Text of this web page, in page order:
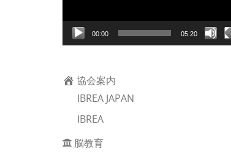
ヤ
00:00 05:20
協会案内
IBREA JAPAN
IBREA
脳教育